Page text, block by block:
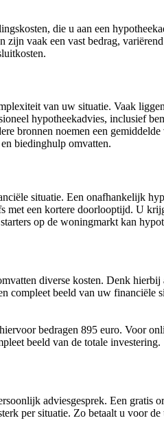
die u aan een
vaak een vast bedrag,
van uw situatie. Vaak
hypotheekadvies, inclusief
bronnen noemen een
biedinghulp omvatten.
situatie. Een onafhankelijk
met een kortere doorlooptijd. U
op de woningmarkt kan
diverse kosten. Denk hierbij
beeld van uw
bedragen 895 euro. Voor
beeld van de totale investering.
adviesgesprek. Een gratis
per situatie. Zo betaalt u voor